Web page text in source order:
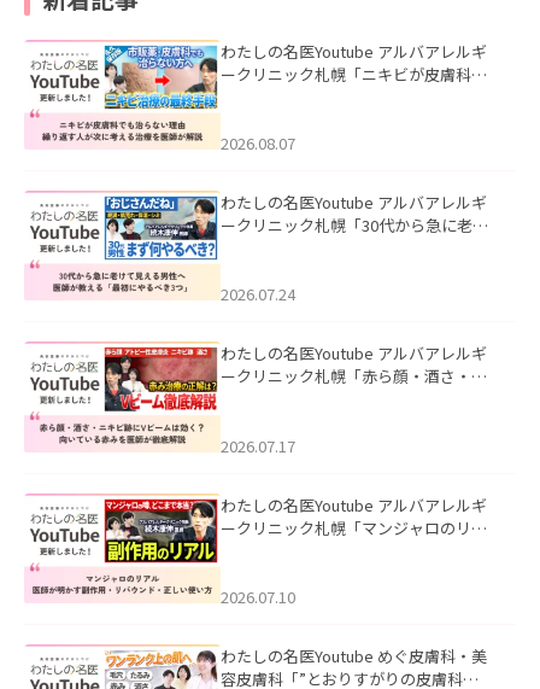
わたしの名医Youtube アルバアレルギ
ークリニック札幌「ニキビが皮膚科で
ました。
2026.08.07
わたしの名医Youtube アルバアレルギ
ークリニック札幌「30代から急に老け
た。
2026.07.24
わたしの名医Youtube アルバアレルギ
ークリニック札幌「赤ら顔・酒さ・ニ
した。
2026.07.17
わたしの名医Youtube アルバアレルギ
ークリニック札幌「マンジャロのリア
た。
2026.07.10
わたしの名医Youtube めぐ皮膚科・美
容皮膚科「”とおりすがりの皮膚科